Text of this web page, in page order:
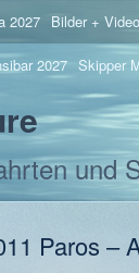
2027 Bilder +
2027 Skipper
und
Paros –